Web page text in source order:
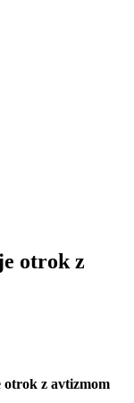
otrok z
otrok z avtizmom